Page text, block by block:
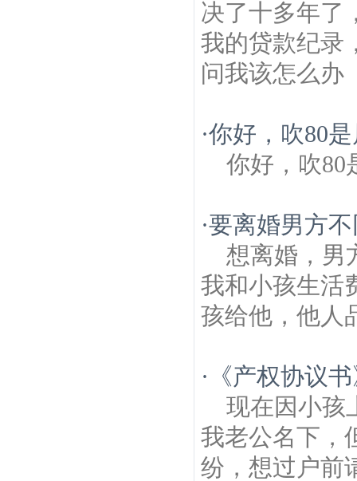
决了十多年了
我的贷款纪录
问我该怎么办
·你好，吹80
你好，吹80
·要离婚男方
想离婚，男
我和小孩生活
孩给他，他人
· 《产权协议
现在因小孩
我老公名下，
纷，想过户前